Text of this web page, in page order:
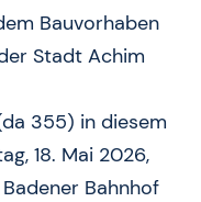
Bauvorhaben
Stadt Achim
355) in diesem
18. Mai 2026,
Bahnhof